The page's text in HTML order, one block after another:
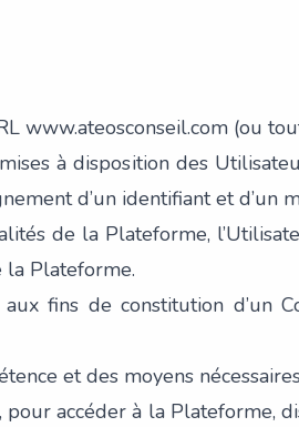
www.ateosconseil.com (ou
à disposition des
d’un identifiant et d’un
de la Plateforme,
la Plateforme.
aux fins de constitution
et des moyens
accéder à la Plateforme,